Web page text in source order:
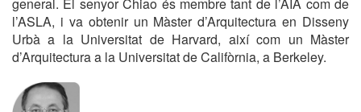
l’ASLA, i va obtenir un Màster d’Arquitectura en Disseny
Urbà a la Universitat de Harvard, així com un Màster
d’Arquitectura a la Universitat de Califòrnia, a Berkeley.